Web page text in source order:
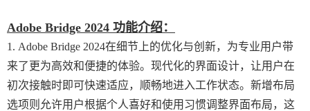
Adobe Bridge 2024 功能介绍：
1. Adobe Bridge 2024在细节上的优化与创新，为专业用户带
来了更为高效和便捷的体验。现代化的界面设计，让用户在
初次接触时即可快速适应，顺畅地进入工作状态。新增布局
选项则允许用户根据个人喜好和使用习惯调整界面布局，这